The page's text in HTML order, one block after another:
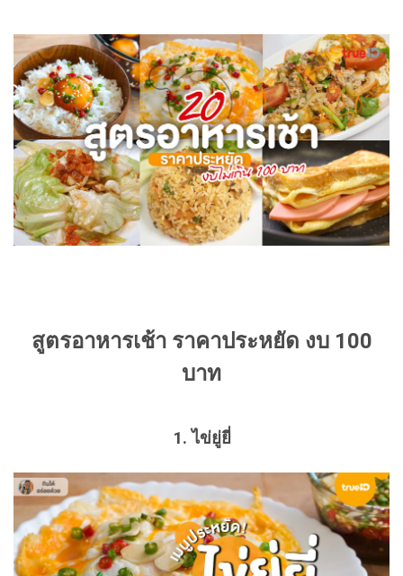
สูตรอาหารเช้า ราคาประหยัด งบ 100
บาท
1. ไข่ยู่ยี่